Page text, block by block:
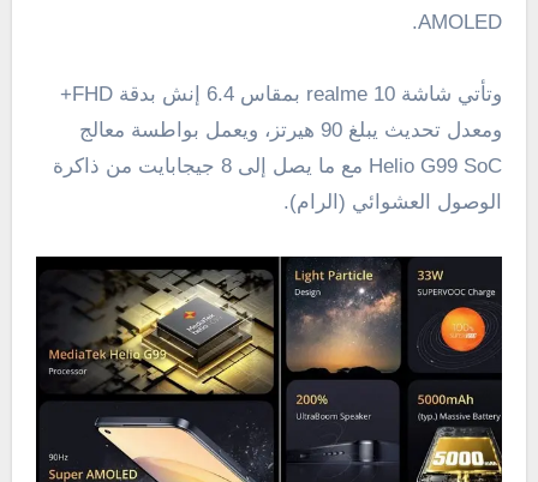
AMOLED.
وتأتي شاشة realme 10 بمقاس 6.4 إنش بدقة FHD+
ومعدل تحديث يبلغ 90 هيرتز، ويعمل بواطسة معالج
Helio G99 SoC مع ما يصل إلى 8 جيجابايت من ذاكرة
الوصول العشوائي (الرام).